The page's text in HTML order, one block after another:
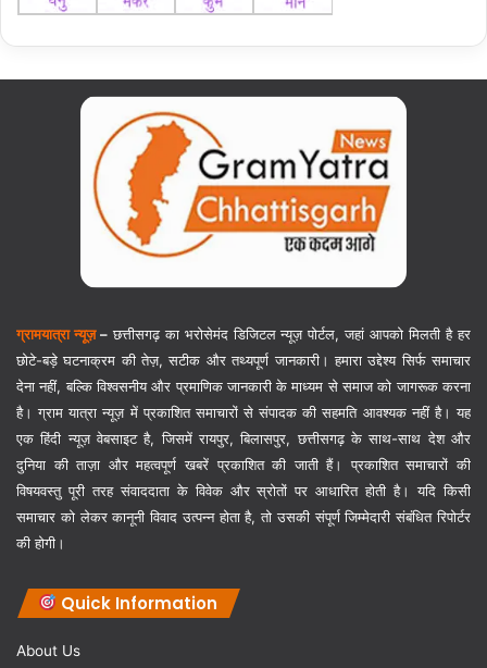
ग्रामयात्रा न्यूज़–छत्तीसगढ़ का भरोसेमंद डिजिटल न्यूज़ पोर्टल, जहां आपको मिलती है हर
छोटे-बड़े घटनाक्रम की तेज़, सटीक और तथ्यपूर्ण जानकारी। हमारा उद्देश्य सिर्फ समाचार
देना नहीं, बल्कि विश्वसनीय और प्रमाणिक जानकारी के माध्यम से समाज को जागरूक करना
है। ग्राम यात्रा न्यूज़ में प्रकाशित समाचारों से संपादक की सहमति आवश्यक नहीं है। यह
एक हिंदी न्यूज़ वेबसाइट है, जिसमें रायपुर, बिलासपुर, छत्तीसगढ़ के साथ-साथ देश और
दुनिया की ताज़ा और महत्वपूर्ण खबरें प्रकाशित की जाती हैं। प्रकाशित समाचारों की
विषयवस्तु पूरी तरह संवाददाता के विवेक और स्रोतों पर आधारित होती है। यदि किसी
समाचार को लेकर कानूनी विवाद उत्पन्न होता है, तो उसकी संपूर्ण जिम्मेदारी संबंधित रिपोर्टर
की होगी।
Quick Information
About Us